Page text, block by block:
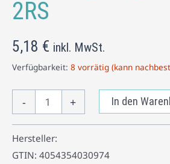
2RS
5,18 € inkl. MwSt.
Verfügbarkeit: 8 vorrätig (kann
- + In den
Hersteller:
GTIN: 4054354030974